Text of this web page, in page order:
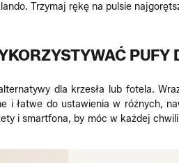
Trzymaj rękę na pulsie
PUFY
dla krzesła lub fotela.
i łatwe do ustawienia w różnych,
i smartfona, by móc w każdej